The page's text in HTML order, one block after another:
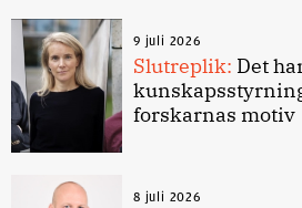
9 juli 2026
Slutreplik: Det
forskarnas motiv
8 juli 2026